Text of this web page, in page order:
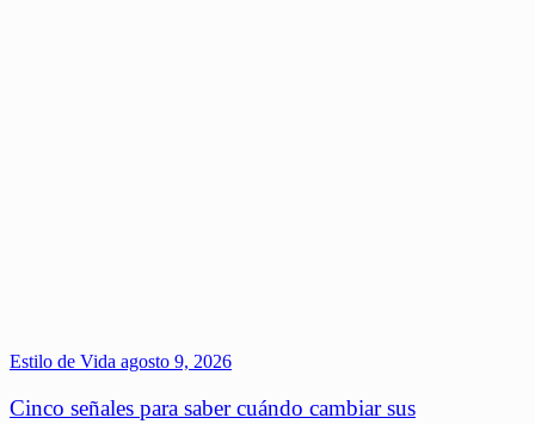
Estilo de Vida agosto 9, 2026
Cinco señales para saber cuándo cambiar sus